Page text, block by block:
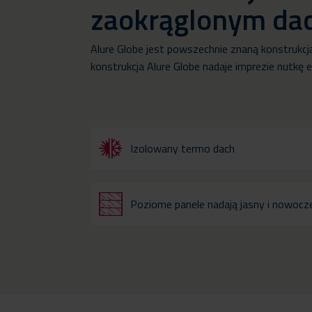
zaokrąglonym
Alure Globe jest powszechnie znaną
konstrukcja Alure Globe nadaje imprezie nutkę
Izolowany termo dach
Poziome panele nadają jasny i